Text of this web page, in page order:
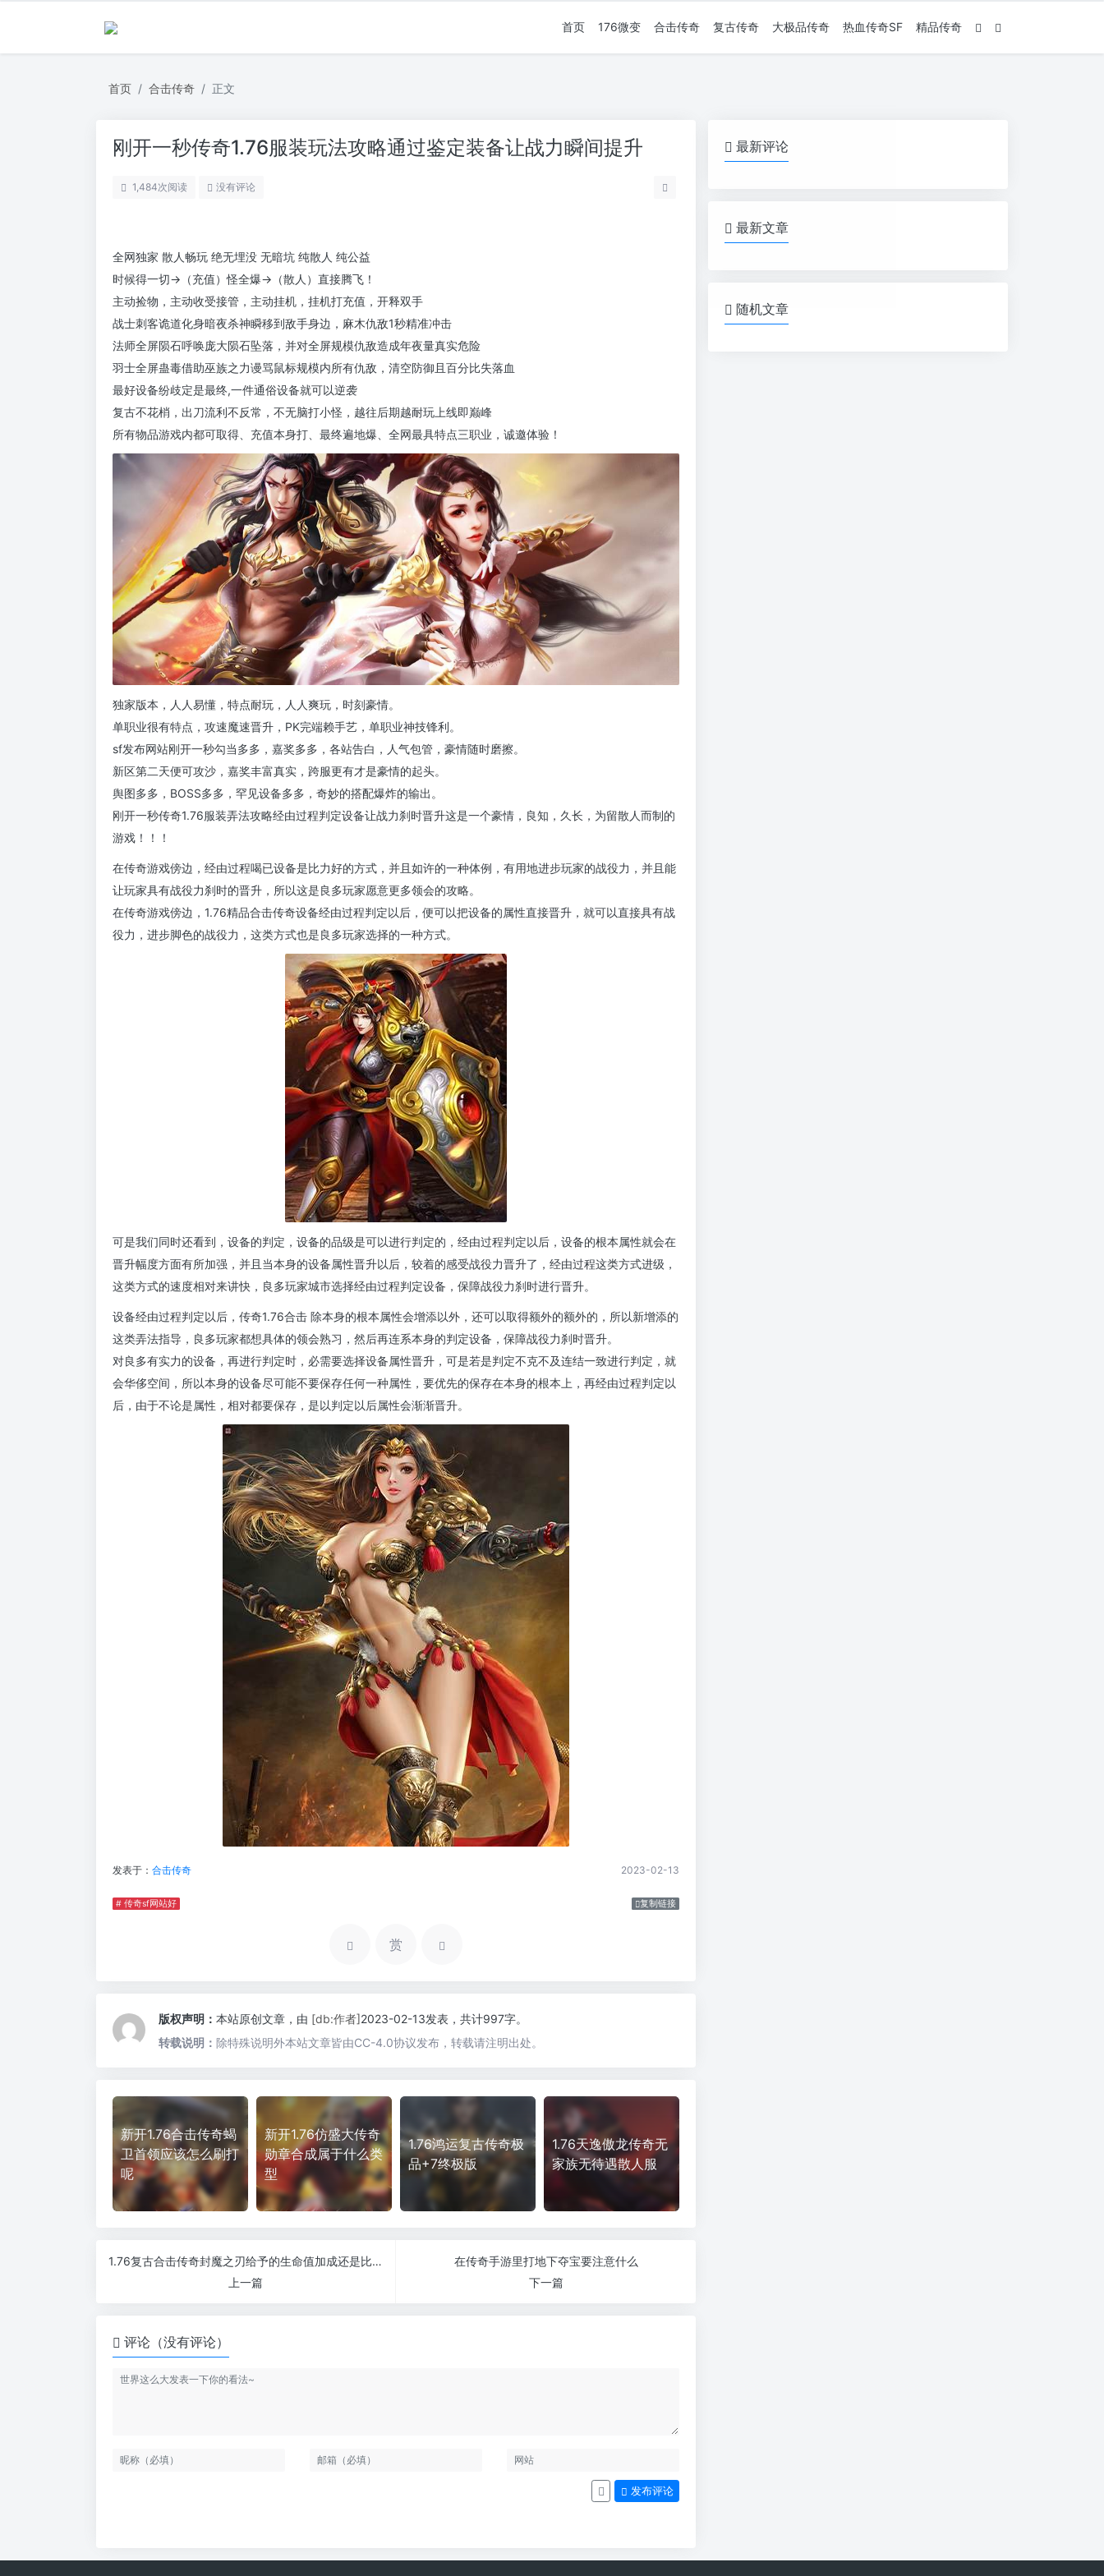
首页 176微变 合击传奇 复古传奇 大极品传奇 热血传奇SF 精品传奇
首页 合击传奇 正文
刚开一秒传奇1.76服装玩法攻略通过鉴定装备让战力瞬间提升
1,484次阅读 没有评论
全网独家 散人畅玩 绝无埋没 无暗坑 纯散人 纯公益
时候得一切→（充值）怪全爆→（散人）直接腾飞！
主动捡物，主动收受接管，主动挂机，挂机打充值，开释双手
战士刺客诡道化身暗夜杀神瞬移到敌手身边，麻木仇敌1秒精准冲击
法师全屏陨石呼唤庞大陨石坠落，并对全屏规模仇敌造成年夜量真实危险
羽士全屏蛊毒借助巫族之力谩骂鼠标规模内所有仇敌，清空防御且百分比失落血
最好设备纷歧定是最终,一件通俗设备就可以逆袭
复古不花梢，出刀流利不反常，不无脑打小怪，越往后期越耐玩上线即巅峰
所有物品游戏内都可取得、充值本身打、最终遍地爆、全网最具特点三职业，诚邀体验！
独家版本，人人易懂，特点耐玩，人人爽玩，时刻豪情。
单职业很有特点，攻速魔速晋升，PK完端赖手艺，单职业神技锋利。
sf发布网站刚开一秒勾当多多，嘉奖多多，各站告白，人气包管，豪情随时磨擦。
新区第二天便可攻沙，嘉奖丰富真实，跨服更有才是豪情的起头。
舆图多多，BOSS多多，罕见设备多多，奇妙的搭配爆炸的输出。
刚开一秒传奇1.76服装弄法攻略经由过程判定设备让战力刹时晋升这是一个豪情，良知，久长，为留散人而制的
游戏！！！
在传奇游戏傍边，经由过程喝已设备是比力好的方式，并且如许的一种体例，有用地进步玩家的战役力，并且能
让玩家具有战役力刹时的晋升，所以这是良多玩家愿意更多领会的攻略。
在传奇游戏傍边，1.76精品合击传奇设备经由过程判定以后，便可以把设备的属性直接晋升，就可以直接具有战
役力，进步脚色的战役力，这类方式也是良多玩家选择的一种方式。
可是我们同时还看到，设备的判定，设备的品级是可以进行判定的，经由过程判定以后，设备的根本属性就会在
晋升幅度方面有所加强，并且当本身的设备属性晋升以后，较着的感受战役力晋升了，经由过程这类方式进级，
这类方式的速度相对来讲快，良多玩家城市选择经由过程判定设备，保障战役力刹时进行晋升。
设备经由过程判定以后，传奇1.76合击 除本身的根本属性会增添以外，还可以取得额外的额外的，所以新增添的
这类弄法指导，良多玩家都想具体的领会熟习，然后再连系本身的判定设备，保障战役力刹时晋升。
对良多有实力的设备，再进行判定时，必需要选择设备属性晋升，可是若是判定不克不及连结一致进行判定，就
会华侈空间，所以本身的设备尽可能不要保存任何一种属性，要优先的保存在本身的根本上，再经由过程判定以
后，由于不论是属性，相对都要保存，是以判定以后属性会渐渐晋升。
发表于： 合击传奇 2023-02-13
# 传奇sf网站好 复制链接
赏
版权声明： 本站原创文章，由 [db:作者]2023-02-13发表，共计997字。
转载说明： 除特殊说明外本站文章皆由CC-4.0协议发布，转载请注明出处。
新开1.76合击传奇蝎
卫首领应该怎么刷打
呢
新开1.76仿盛大传奇
勋章合成属于什么类
型
1.76鸿运复古传奇极
品+7终极版
1.76天逸傲龙传奇无
家族无待遇散人服
1.76复古合击传奇封魔之刃给予的生命值加成还是比较高的
上一篇
在传奇手游里打地下夺宝要注意什么
下一篇
评论（没有评论）
发布评论
最新评论
最新文章
随机文章